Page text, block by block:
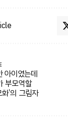
아이였는데
부모역할
’의 그림자